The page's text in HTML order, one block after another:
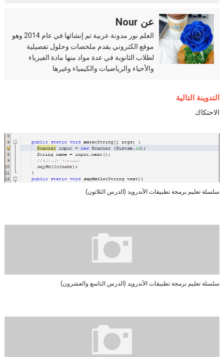
عن Nour
العلم نور مدونة عربية تم إنشائها في عام 2014 وهو
موقع الكتروني يقدم ملخصات وحلول تفصيلية
لطلاب الثانوية في عدة مواد منها مادة الفيزياء
والأحياء والرياضيات والكيمياء وغيرها
التدوينة التالية
الاحتكاك
سلسلة تعليم برمجة تطبيقات الأندرويد (الدرس الثلاثون)
سلسلة تعليم برمجة تطبيقات الأندرويد (الدرس التاسع والعشرون)